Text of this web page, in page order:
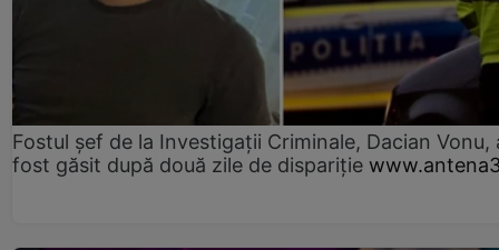
Fostul șef de la Investigații Criminale, Dacian Vonu,
fost găsit după două zile de dispariţie